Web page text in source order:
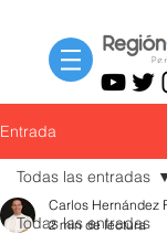
Entrada
Todas las entradas
Todas las entradas
Carlos Hernández
2 min de lectura